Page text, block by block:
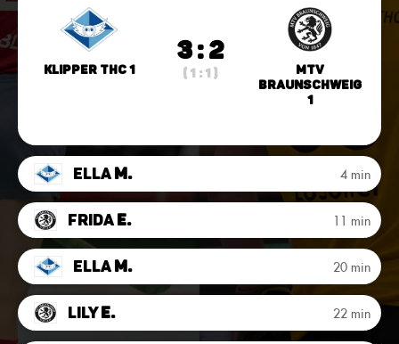
Klipper THC 1
3 : 2
( 1 : 1 )
MTV
Braunschweig
1
EllaM. 4 min
FridaE. 11 min
EllaM. 20 min
LilyE. 22 min